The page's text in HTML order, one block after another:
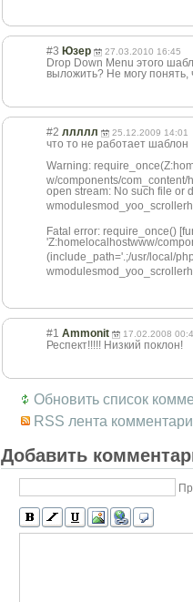
#3 Юзер 27.03.2010 16:45
Drop Down Menu этого
выложить? Не могу понять,
#2 ллллл 25.12.2009 14:01
что то не работает шаблон
Warning: require_once(Z:
w/components/
open stream: No such file or
Fatal error: require_once()
'Z:homelocalhostwww/
(include_path='.;/usr/local/
#1 Ammonit 17.02.2008
Респект!!!!! Низкий поклон!
Обновить список
RSS лента
Добавить